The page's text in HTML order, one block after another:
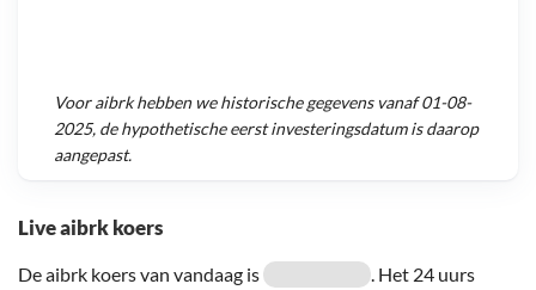
Live aibrk koers
De aibrk koers van vandaag is
. Het 24 uurs
Vooraibrkhebben we historische gegevens vanaf01-08-
2025, de hypothetische eerst investeringsdatum is daarop
aangepast.